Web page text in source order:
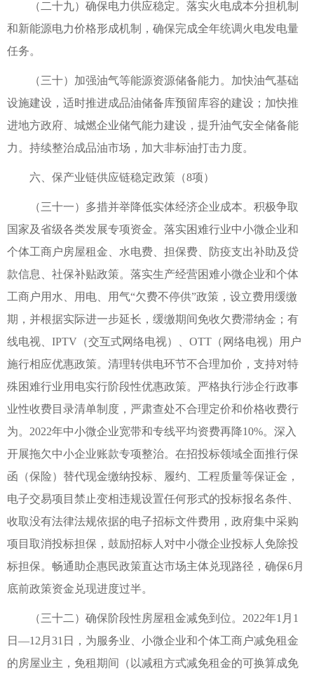
（二十九）确保电力供应稳定。落实火电成本分担机制
和新能源电力价格形成机制，确保完成全年统调火电发电量
任务。
（三十）加强油气等能源资源储备能力。加快油气基础
设施建设，适时推进成品油储备库预留库容的建设；加快推
进地方政府、城燃企业储气能力建设，提升油气安全储备能
力。持续整治成品油市场，加大非标油打击力度。
六、保产业链供应链稳定政策（8项）
（三十一）多措并举降低实体经济企业成本。积极争取
国家及省级各类发展专项资金。落实困难行业中小微企业和
个体工商户房屋租金、水电费、担保费、防疫支出补助及贷
款信息、社保补贴政策。落实生产经营困难小微企业和个体
工商户用水、用电、用气“欠费不停供”政策，设立费用缓缴
期，并根据实际进一步延长，缓缴期间免收欠费滞纳金；有
线电视、IPTV（交互式网络电视）、OTT（网络电视）用户
施行相应优惠政策。清理转供电环节不合理加价，支持对特
殊困难行业用电实行阶段性优惠政策。严格执行涉企行政事
业性收费目录清单制度，严肃查处不合理定价和价格收费行
为。2022年中小微企业宽带和专线平均资费再降10%。深入
开展拖欠中小企业账款专项整治。在招投标领域全面推行保
函（保险）替代现金缴纳投标、履约、工程质量等保证金，
电子交易项目禁止变相违规设置任何形式的投标报名条件、
收取没有法律法规依据的电子招标文件费用，政府集中采购
项目取消投标担保，鼓励招标人对中小微企业投标人免除投
标担保。畅通助企惠民政策直达市场主体兑现路径，确保6月
底前政策资金兑现进度过半。
（三十二）确保阶段性房屋租金减免到位。2022年1月1
日—12月31日，为服务业、小微企业和个体工商户减免租金
的房屋业主，免租期间（以减租方式减免租金的可换算成免